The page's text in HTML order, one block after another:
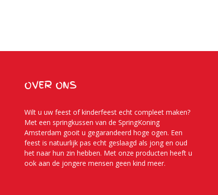
OVER ONS
Wilt u uw feest of kinderfeest echt compleet maken?
Met een springkussen van de SpringKoning
Amsterdam gooit u gegarandeerd hoge ogen. Een
feest is natuurlijk pas echt geslaagd als jong en oud
het naar hun zin hebben. Met onze producten heeft u
ook aan de jongere mensen geen kind meer.